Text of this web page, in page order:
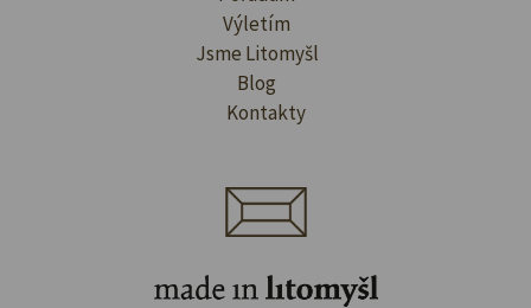
Výletím
Jsme Litomyšl
Blog
Kontakty